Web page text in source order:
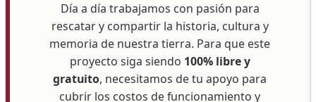
Día a día trabajamos con pasión para
rescatar y compartir la historia, cultura y
memoria de nuestra tierra. Para que este
proyecto siga siendo 100% libre y
gratuito, necesitamos de tu apoyo para
cubrir los costos de funcionamiento y